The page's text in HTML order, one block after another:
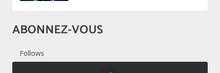
ABONNEZ-VOUS
Follows